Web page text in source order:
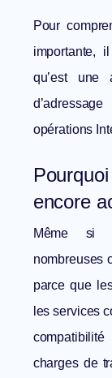
Pour
importante,
qu’est une
opérations
encore
Même si
nombreuses
parce que
les services
charges de